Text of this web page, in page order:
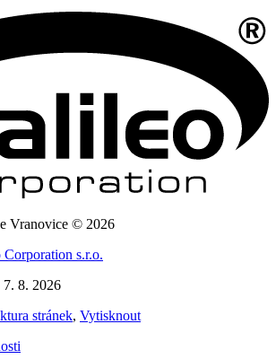
Vranovice © 2026
s.r.o.
7. 8. 2026
stránek, Vytisknout